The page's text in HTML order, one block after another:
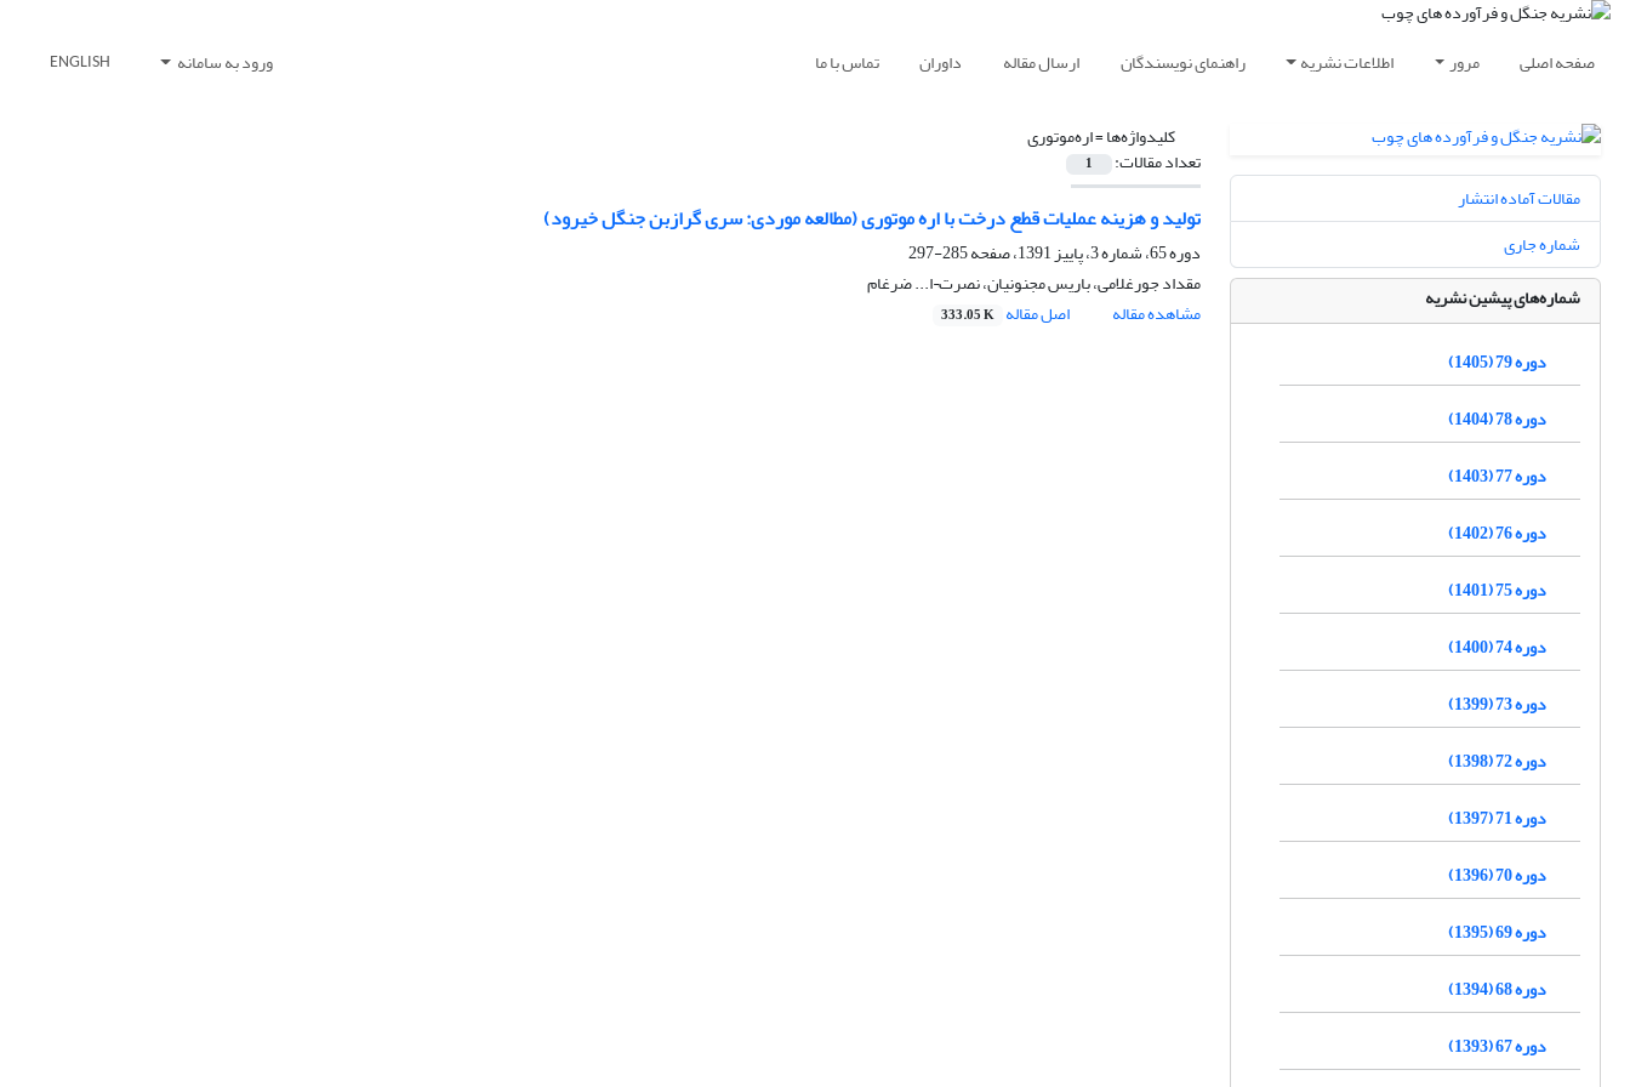
صفحه اصلی مرور اطلاعات نشریه راهنمای نویسندگان ارسال مقاله داوران تماس با ما ورود به سامانه ENGLISH
کلیدواژه‌ها =اره‌موتوری
تعداد مقالات: 1
تولید و هزینه عملیات قطع درخت با اره موتوری (مطالعه موردی: سری گرازبن جنگل خیرود)
دوره 65، شماره 3، پاییز 1391، صفحه
285-297
مقداد جورغلامی، باریس مجنونیان، نصرت¬ا... ضرغام
مشاهده مقاله
اصل مقاله 333.05 K
مقالات آماده انتشار
شماره جاری
شماره‌های پیشین نشریه
دوره 79 (1405)
دوره 78 (1404)
دوره 77 (1403)
دوره 76 (1402)
دوره 75 (1401)
دوره 74 (1400)
دوره 73 (1399)
دوره 72 (1398)
دوره 71 (1397)
دوره 70 (1396)
دوره 69 (1395)
دوره 68 (1394)
دوره 67 (1393)